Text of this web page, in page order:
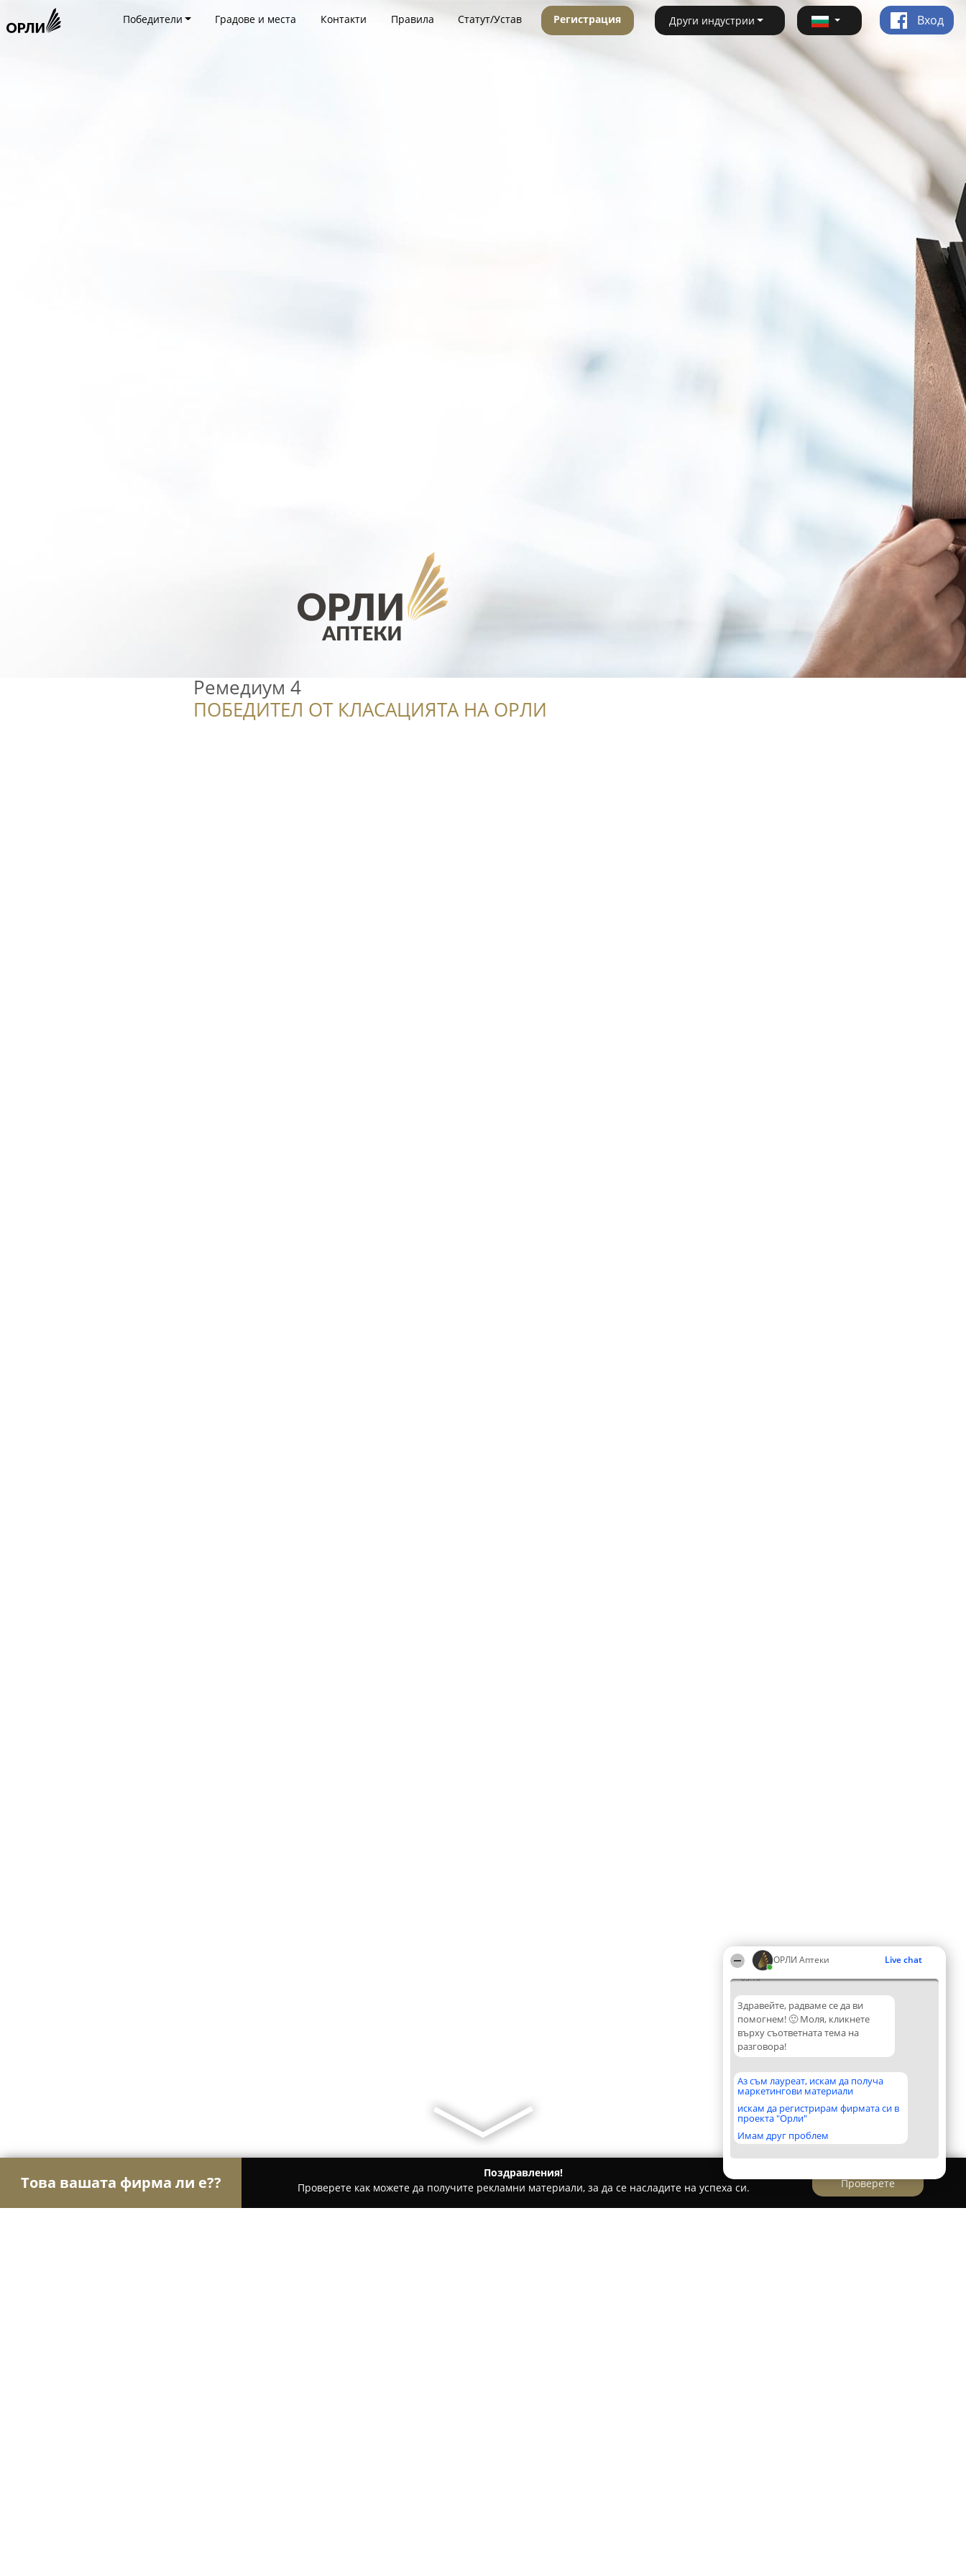
ОРЛИ Аптеки Live chat
05:10
Здравейте, радваме се да ви
помогнем! 🙂 Моля, кликнете
върху съответната тема на
разговора!
Аз съм лауреат, искам да получа
маркетингови материали
искам да регистрирам фирмата си в
проекта "Орли"
Имам друг проблем
Победители Градове и места Контакти Правила Статут/Устав Регистрация Други индустрии Вход
Ремедиум 4
ПОБЕДИТЕЛ ОТ КЛАСАЦИЯТА НА ОРЛИ
Това вашата фирма ли е??
Поздравления!
Проверете как можете да получите рекламни материали, за да се насладите на успеха си.
Проверете